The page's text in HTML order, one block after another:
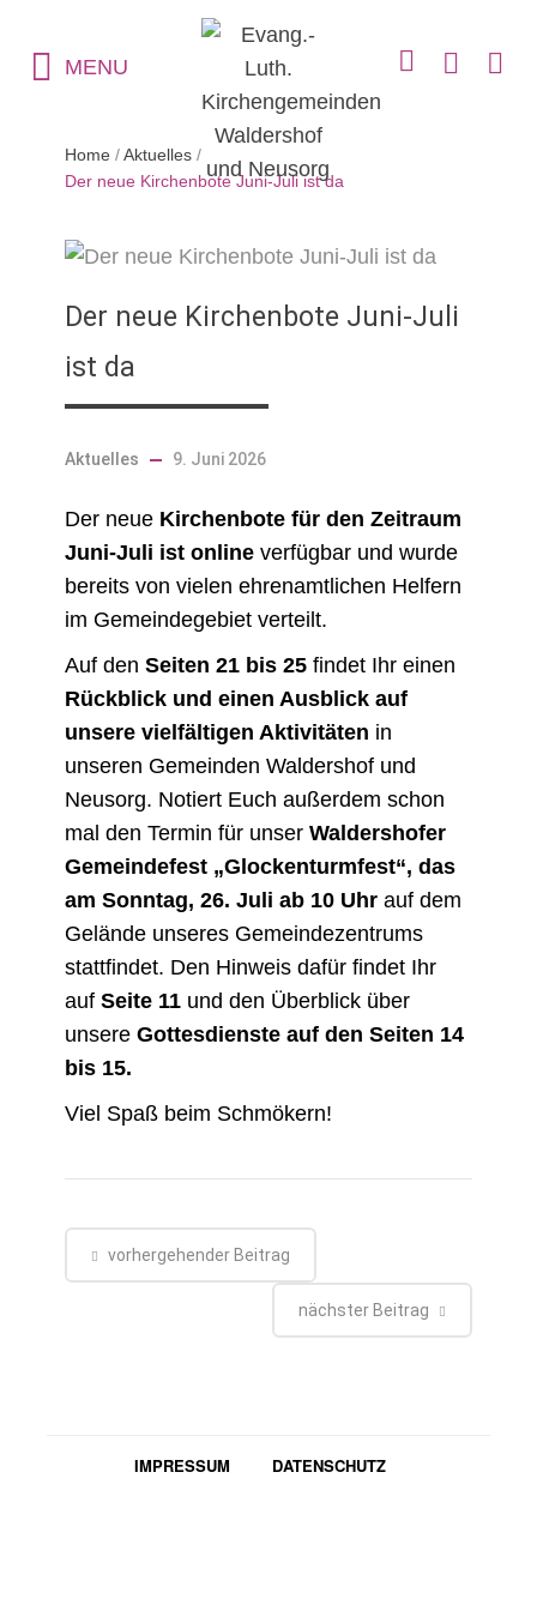
MENU
Home / Aktuelles /
Der neue Kirchenbote Juni-Juli ist da
Der neue Kirchenbote Juni-Juli
ist da
Aktuelles 9. Juni 2026
Der neue Kirchenbote für den Zeitraum
Juni-Juli ist online verfügbar und wurde
bereits von vielen ehrenamtlichen Helfern
im Gemeindegebiet verteilt.
Auf denSeiten 21 bis 25 findet Ihr einen
Rückblick und einen Ausblick auf
unsere vielfältigen Aktivitäten in
unseren Gemeinden Waldershof und
Neusorg. Notiert Euch außerdem schon
mal den Termin für unserWaldershofer
Gemeindefest „Glockenturmfest“, das
am Sonntag, 26. Juli ab 10 Uhr auf dem
Gelände unseres Gemeindezentrums
stattfindet. Den Hinweis dafür findet Ihr
aufSeite 11 und den Überblick über
unsereGottesdienste auf den Seiten 14
bis 15.
Viel Spaß beim Schmökern!
vorhergehender Beitrag
nächster Beitrag
IMPRESSUM DATENSCHUTZ